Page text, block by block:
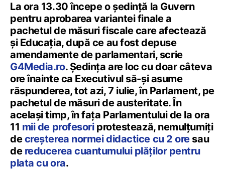
La ora 13.30 începe o ședință la Guvern
pentru aprobarea variantei finale a
pachetul de măsuri fiscale care afectează
și Educația, după ce au fost depuse
amendamente de parlamentari, scrie
G4Media.ro. Ședința are loc cu doar câteva
ore înainte ca Executivul să-și asume
răspunderea, tot azi, 7 iulie, în Parlament, pe
pachetul de măsuri de austeritate. În
același timp, în fața Parlamentului de la ora
11 mii de profesoriprotestează, nemulțumiți
decreșterea normei didactice cu 2 oresau
de reducerea cuantumului plăților pentru
plata cu ora.